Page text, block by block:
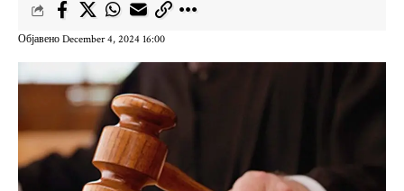
Објавено December 4, 2024 16:00